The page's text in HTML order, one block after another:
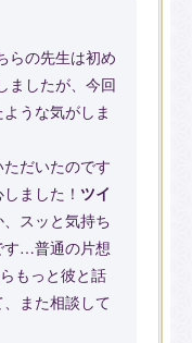
らの先生は初め
ましたが、今回
うな気がしま
だいたのです
ました！ ツイ
、スッと気持ち
す…普通の片想
もっと彼と話
また相談して